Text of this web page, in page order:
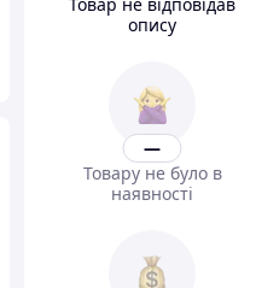
опису
—
Товару не було в
наявності